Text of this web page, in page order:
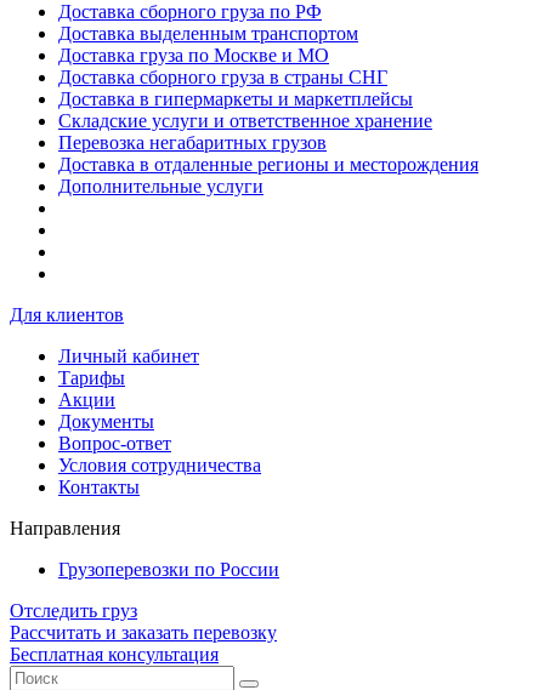
Доставка сборного груза по РФ
Доставка выделенным транспортом
Доставка груза по Москве и МО
Доставка сборного груза в страны СНГ
Доставка в гипермаркеты и маркетплейсы
Складские услуги и ответственное хранение
Перевозка негабаритных грузов
Доставка в отдаленные регионы и месторождения
Дополнительные услуги
Для клиентов
Личный кабинет
Тарифы
Акции
Документы
Вопрос-ответ
Условия сотрудничества
Контакты
Направления
Грузоперевозки по России
Отследить груз
Рассчитать и заказать перевозку
Бесплатная консультация